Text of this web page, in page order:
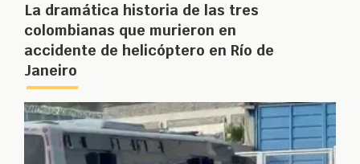
La dramática historia de las tres
colombianas que murieron en
accidente de helicóptero en Río de
Janeiro